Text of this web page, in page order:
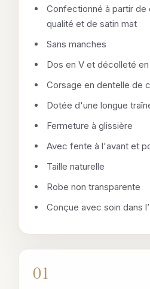
Confectionné à partir de
qualité et de satin mat
Sans manches
Dos en V et décolleté
Corsage en dentelle de
Dotée d'une longue
Fermeture à glissière
Avec fente à l'avant et
Taille naturelle
Robe non transparente
Conçue avec soin dans
01